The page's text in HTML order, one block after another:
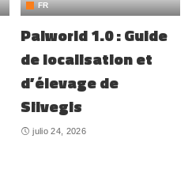
FR
Palworld 1.0 : Guide
de localisation et
d’élevage de
Silvegis
julio 24, 2026